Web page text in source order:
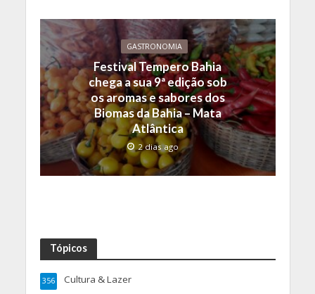
GASTRONOMIA
Festival Tempero Bahia
chega a sua 9ª edição sob
os aromas e sabores dos
Biomas da Bahia – Mata
Atlântica
2 dias ago
Tópicos
Cultura & Lazer
356